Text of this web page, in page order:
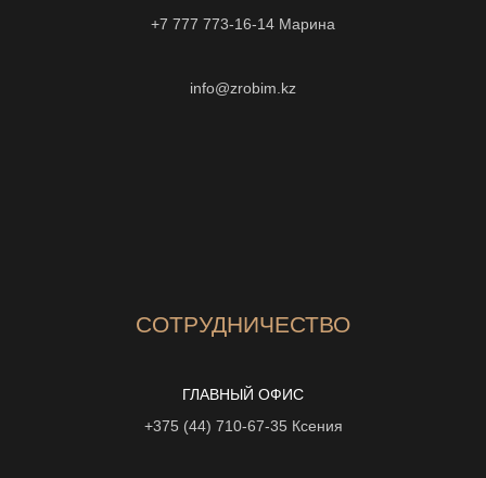
+7 777 773-16-14 Марина
info@zrobim.kz
СОТРУДНИЧЕСТВО
ГЛАВНЫЙ ОФИС
+375 (44) 710-67-35 Ксения